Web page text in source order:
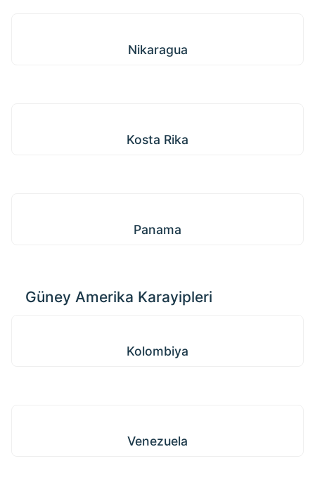
Nikaragua
Kosta Rika
Panama
Güney Amerika Karayipleri
Kolombiya
Venezuela